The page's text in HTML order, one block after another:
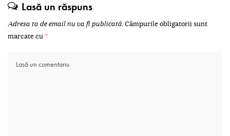
Lasă un răspuns
Adresa ta de email nu va fi publicată.Câmpurile obligatorii sunt
marcate cu *